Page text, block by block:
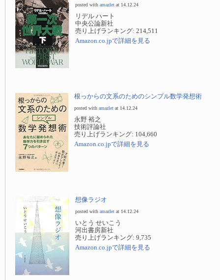
posted with amazlet at 14.12.24
リデル ハート
中央公論新社
売り上げランキング: 214,511
Amazon.co.jpで詳細を見る
根っからの文系のためのシンプル数学発想術
posted with amazlet at 14.12.24
永野 裕之
技術評論社
売り上げランキング: 104,660
Amazon.co.jpで詳細を見る
想像ラジオ
posted with amazlet at 14.12.24
いとう せいこう
河出書房新社
売り上げランキング: 9,735
Amazon.co.jpで詳細を見る